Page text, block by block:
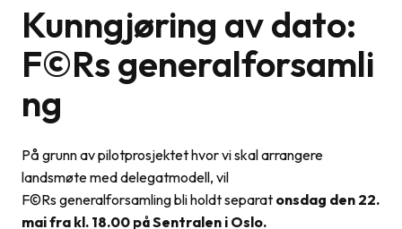
Kunngjøring av dato:
F©Rs generalforsamli
ng
På grunn av pilotprosjektet hvor vi skal arrangere
landsmøte med delegatmodell, vil
F©Rsgeneralforsamlingbli holdt separat onsdag den 22.
mai fra kl. 18.00 på Sentralen i Oslo.